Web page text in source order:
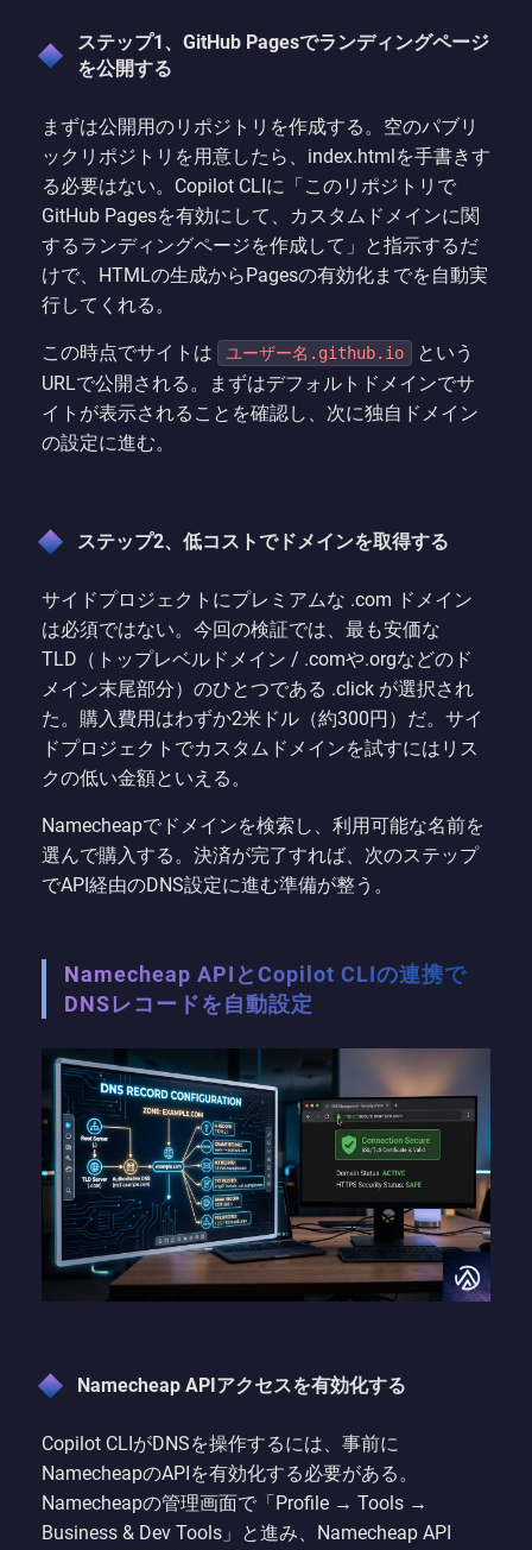
ステップ1、GitHub Pagesでランディングページ
を公開する
まずは公開用のリポジトリを作成する。空のパブリ
ックリポジトリを用意したら、index.htmlを手書きす
る必要はない。Copilot CLIに「このリポジトリで
GitHub Pagesを有効にして、カスタムドメインに関
するランディングページを作成して」と指示するだ
けで、HTMLの生成からPagesの有効化までを自動実
行してくれる。
この時点でサイトは ユーザー名.github.io
という
URLで公開される。まずはデフォルトドメインでサ
イトが表示されることを確認し、次に独自ドメイン
の設定に進む。
ステップ2、低コストでドメインを取得する
サイドプロジェクトにプレミアムな .com ドメイン
は必須ではない。今回の検証では、最も安価な
TLD（トップレベルドメイン / .comや.orgなどのド
メイン末尾部分）のひとつである .click が選択され
た。購入費用はわずか2米ドル（約300円）だ。サイ
ドプロジェクトでカスタムドメインを試すにはリス
クの低い金額といえる。
Namecheapでドメインを検索し、利用可能な名前を
選んで購入する。決済が完了すれば、次のステップ
でAPI経由のDNS設定に進む準備が整う。
Namecheap APIとCopilot CLIの連携で
DNSレコードを自動設定
Namecheap APIアクセスを有効化する
Copilot CLIがDNSを操作するには、事前に
NamecheapのAPIを有効化する必要がある。
Namecheapの管理画面で「Profile → Tools →
Business & Dev Tools」と進み、Namecheap API